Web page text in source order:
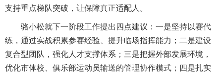
支持重点梯队突破，让保障真正适配人。
骆小松就下一阶段工作提出四点建议：一是坚持以赛代
练，通过实战积累参赛经验、提升临场指挥能力；二是建设
复合型团队，强化人才支撑体系；三是把握外部发展环境，
优化市体校、俱乐部运动员输送的管理协作模式；四是扎实